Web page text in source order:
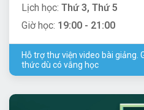
Lịch học: Thứ 3, Thứ 5
Giờ học: 19:00 - 21:00
Hỗ trợ thư viện video bài giảng.
thức dù có vắng học